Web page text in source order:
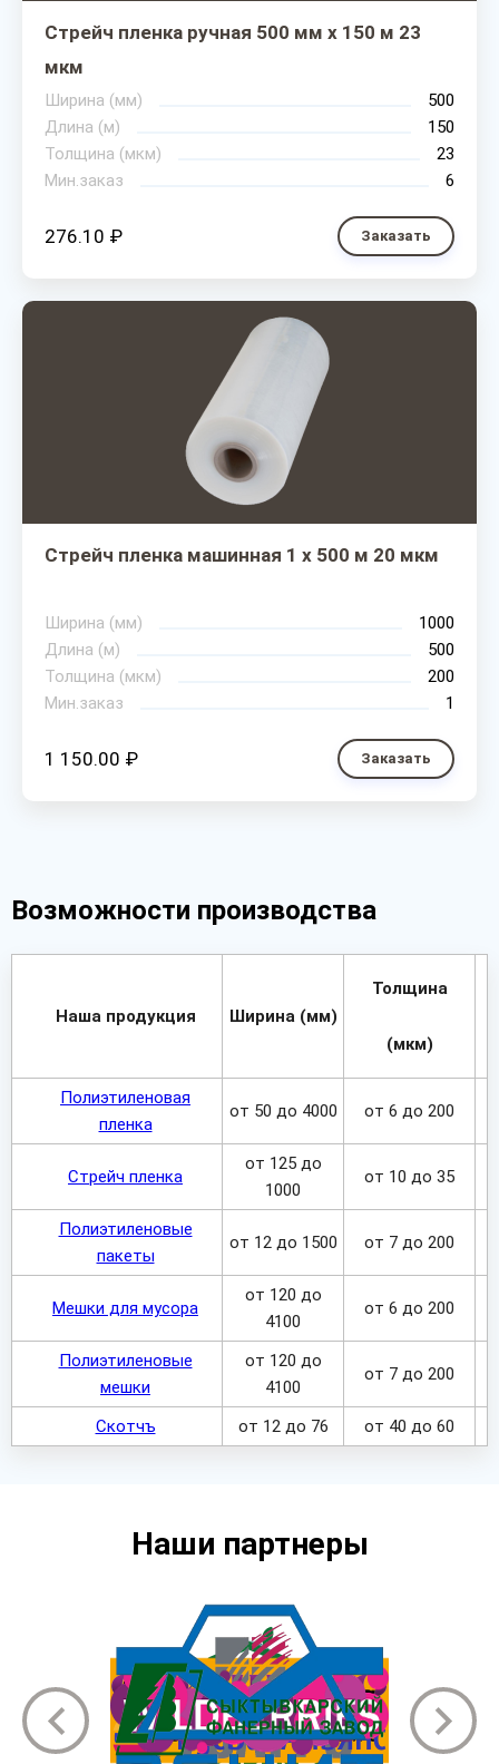
Стрейч пленка ручная 500 мм х 150 м 23
мкм
Ширина (мм)
500
Длина (м)
150
Толщина (мкм)
23
Мин.заказ
6
276.10 ₽ Заказать
Стрейч пленка машинная 1 х 500 м 20 мкм
Ширина (мм)
1000
Длина (м)
500
Толщина (мкм)
200
Мин.заказ
1
1 150.00 ₽ Заказать
Возможности производства
Наша продукция Ширина (мм)
Толщина
(мкм)
Полиэтиленовая
пленка
от 50 до 4000 от 6 до 200
Стрейч пленка
от 125 до
1000
от 10 до 35
Полиэтиленовые
пакеты
от 12 до 1500 от 7 до 200
Мешки для мусора
от 120 до
4100
от 6 до 200
Полиэтиленовые
мешки
от 120 до
4100
от 7 до 200
Скотчъ от 12 до 76 от 40 до 60
Наши партнеры